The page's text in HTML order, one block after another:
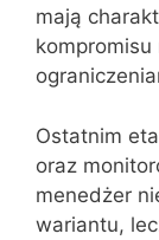
mają
Ostatnim
oraz
menedżer
wariantu,